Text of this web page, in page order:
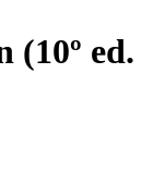
(10º ed.